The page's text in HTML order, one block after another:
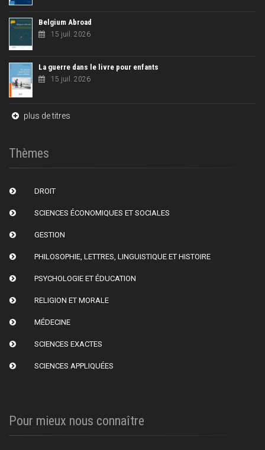
Belgium Abroad
15 juil. 2026
La guerre dans le livre pour enfants
15 juil. 2026
plus de titres
Thèmes
DROIT
SCIENCES ÉCONOMIQUES ET SOCIALES
GESTION
PHILOSOPHIE, LETTRES, LINGUISTIQUE ET HISTOIRE
PSYCHOLOGIE ET ÉDUCATION
RELIGION ET MORALE
MÉDECINE
SCIENCES EXACTES
SCIENCES APPLIQUÉES
Pour mieux nous connaître